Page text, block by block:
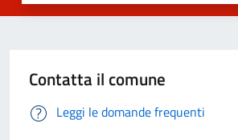
Contatta il comune
Leggi le domande frequenti